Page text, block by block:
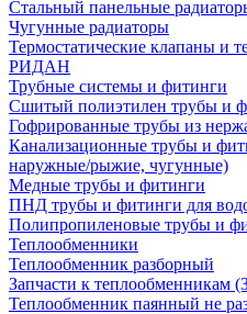
Стальный панельные
Чугунные радиаторы
Термостатические клапаны и
РИДАН
Трубные системы и фитинги
Сшитый полиэтилен трубы и
Гофрированные трубы из
Канализационные трубы и
наружные/рыжие, чугунные)
Медные трубы и фитинги
ПНД трубы и фитинги для
Полипропиленовые трубы и
Теплообменники
Теплообменник разборный
Запчасти к теплообменникам
Теплообменник паянный не